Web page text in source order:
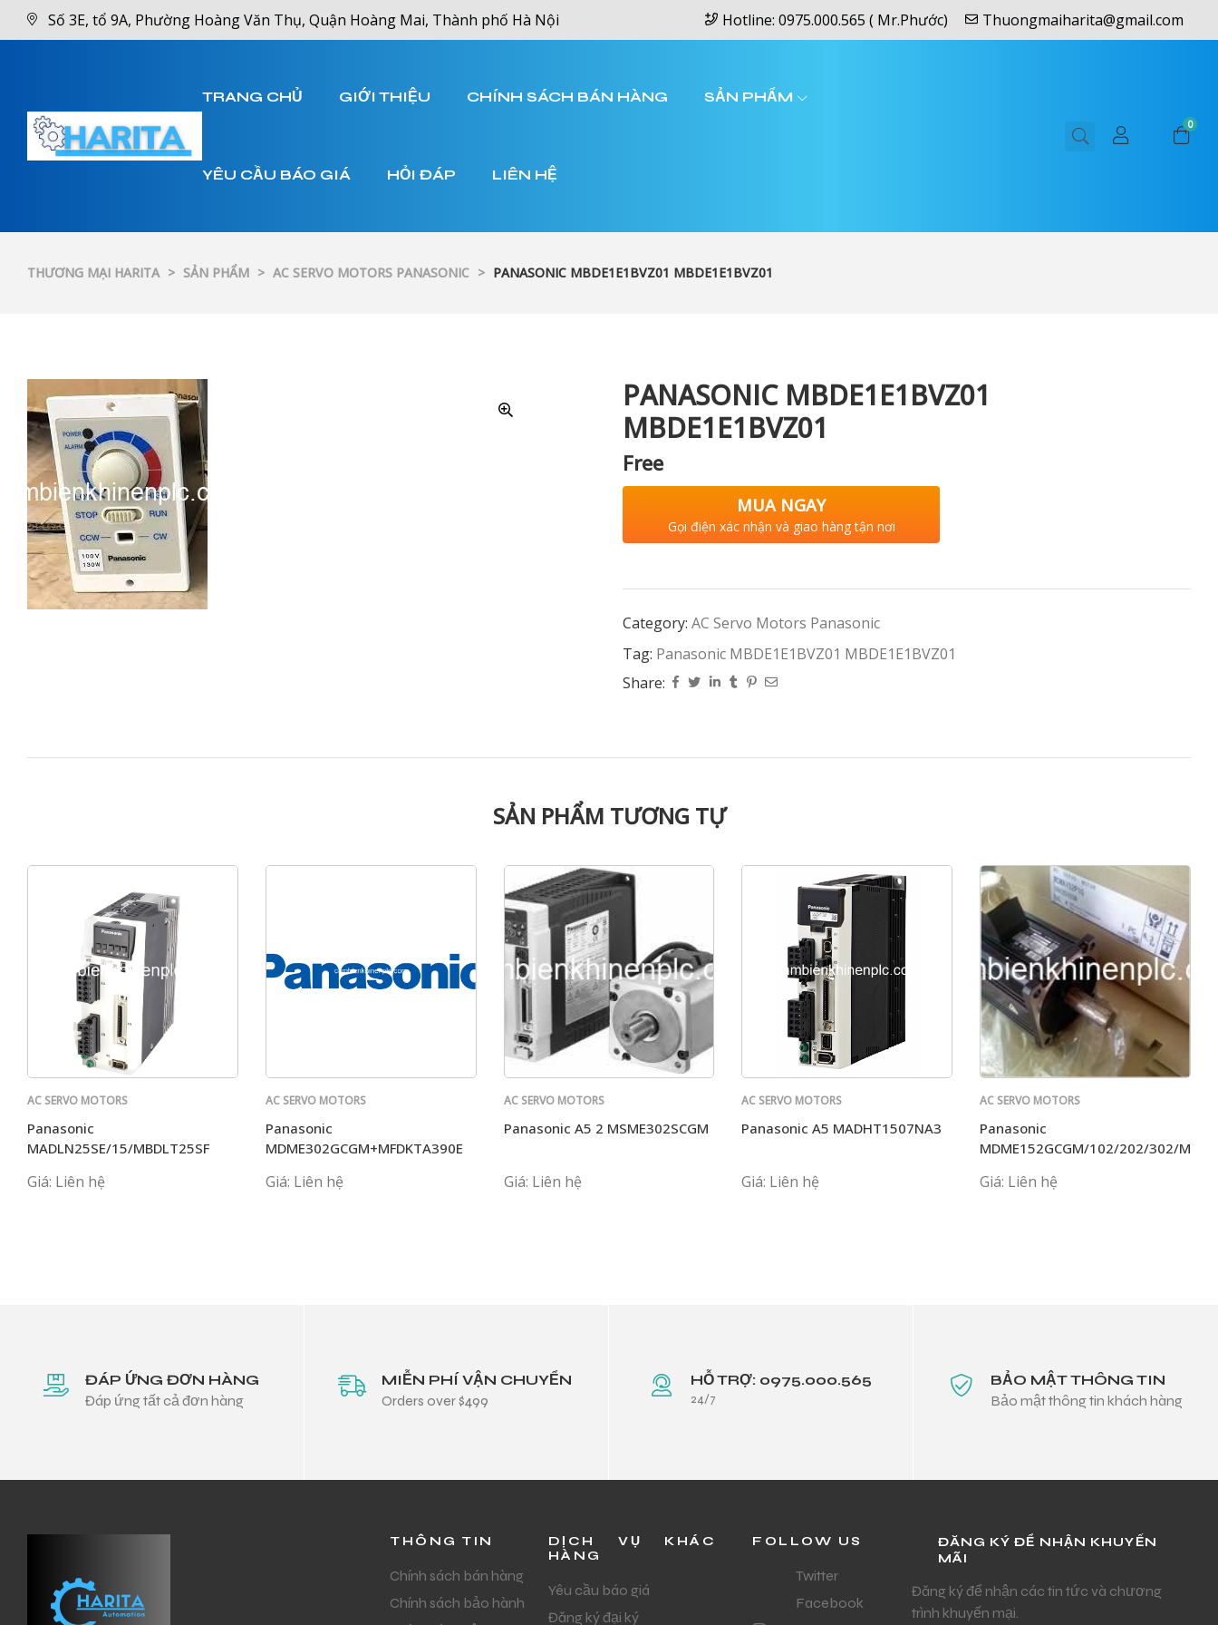
Số 3E, tổ 9A, Phường Hoàng Văn Thụ, Quận Hoàng Mai, Thành phố Hà Nội Hotline: 0975.000.565 ( Mr.Phước) Thuongmaiharita@gmail.com
TRANG CHỦ GIỚI THIỆU CHÍNH SÁCH BÁN HÀNG SẢN PHẨM
YÊU CẦU BÁO GIÁ HỎI ĐÁP LIÊN HỆ
0
THƯƠNG MẠI HARITA > SẢN PHẨM > AC SERVO MOTORS PANASONIC > PANASONIC MBDE1E1BVZ01 MBDE1E1BVZ01
PANASONIC MBDE1E1BVZ01
MBDE1E1BVZ01
Free
MUA NGAY
Gọi điện xác nhận và giao hàng tận nơi
Category: AC Servo Motors Panasonic
Tag: Panasonic MBDE1E1BVZ01 MBDE1E1BVZ01
Share:
SẢN PHẨM TƯƠNG TỰ
AC SERVO MOTORS
Panasonic
MADLN25SE/15/MBDLT25SF
Giá: Liên hệ
AC SERVO MOTORS
Panasonic
MDME302GCGM+MFDKTA390E
Giá: Liên hệ
AC SERVO MOTORS
Panasonic A5 2 MSME302SCGM
Giá: Liên hệ
AC SERVO MOTORS
Panasonic A5 MADHT1507NA3
Giá: Liên hệ
AC SERVO MOTORS
Panasonic
MDME152GCGM/102/202/302/
Giá: Liên hệ
ĐÁP ỨNG ĐƠN HÀNG
Đáp ứng tất cả đơn hàng
MIỄN PHÍ VẬN CHUYỂN
Orders over $499
HỖ TRỢ: 0975.000.565
24/7
BẢO MẬT THÔNG TIN
Bảo mật thông tin khách hàng
THÔNG TIN
Chính sách bán hàng
Chính sách bảo hành
DỊCH VỤ KHÁC
HÀNG
Yêu cầu báo giá
Đăng ký đại ký
FOLLOW US
Twitter
Facebook
ĐĂNG KÝ ĐỂ NHẬN KHUYẾN
MÃI
Đăng ký để nhận các tin tức và chương
trình khuyến mại.
XNK